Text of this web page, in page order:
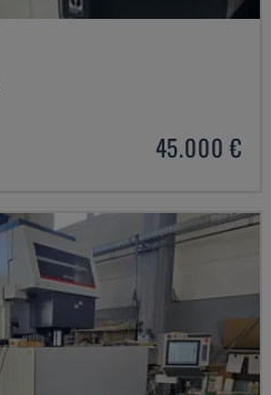
45.000 €